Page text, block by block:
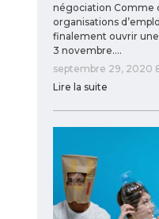
négociation Comme
organisations
finalement ouvrir
3 novembre.…
septembre 29, 2020
Lire la suite